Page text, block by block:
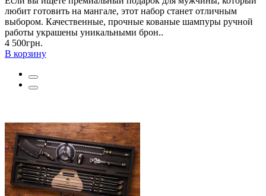
любит готовить на мангале, этот набор станет отличным
выбором. Качественные, прочные кованые шампуры ручной
работы украшены уникальными брон..
4 500грн.
В корзину